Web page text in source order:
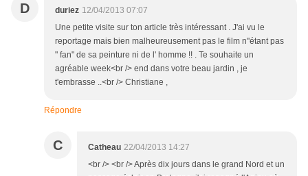
D duriez 12/04/2013 07:07
Une petite visite sur ton article très intéressant . J'ai vu le
reportage mais bien malheureusement pas le film n''étant pas
" fan" de sa peinture ni de l' homme !! . Te souhaite un
agréable week<br /> end dans votre beau jardin , je
t'embrasse ..<br /> Christiane ,
Répondre
C Catheau 22/04/2013 14:27
<br /> <br /> Après dix jours dans le grand Nord et un